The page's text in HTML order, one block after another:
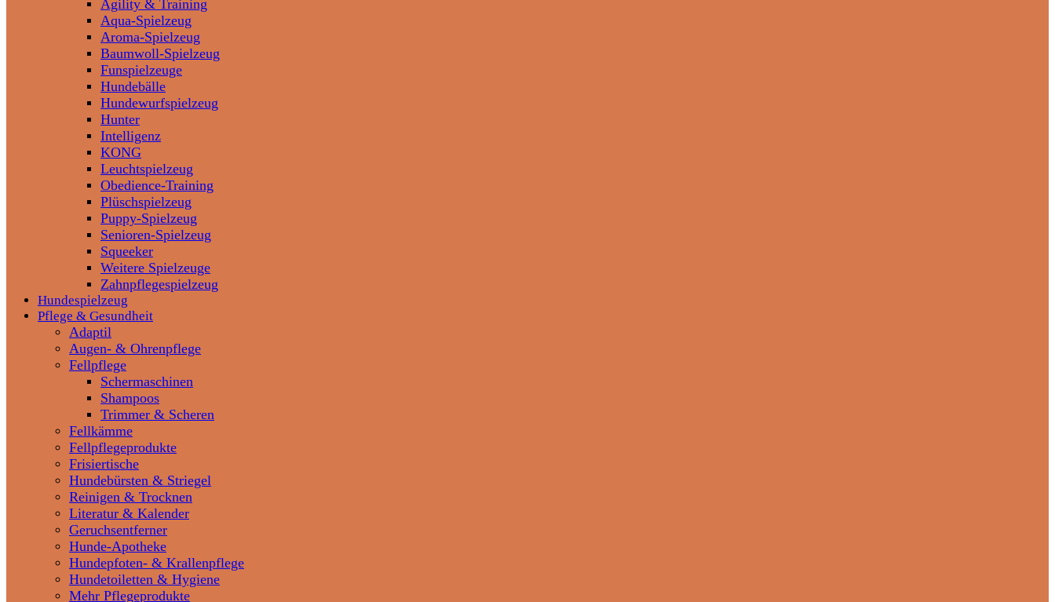
Agility & Training
Aqua-Spielzeug
Aroma-Spielzeug
Baumwoll-Spielzeug
Funspielzeuge
Hundebälle
Hundewurfspielzeug
Hunter
Intelligenz
KONG
Leuchtspielzeug
Obedience-Training
Plüschspielzeug
Puppy-Spielzeug
Senioren-Spielzeug
Squeeker
Weitere Spielzeuge
Zahnpflegespielzeug
Hundespielzeug
Pflege & Gesundheit
Adaptil
Augen- & Ohrenpflege
Fellpflege
Schermaschinen
Shampoos
Trimmer & Scheren
Fellkämme
Fellpflegeprodukte
Frisiertische
Hundebürsten & Striegel
Reinigen & Trocknen
Literatur & Kalender
Geruchsentferner
Hunde-Apotheke
Hundepfoten- & Krallenpflege
Hundetoiletten & Hygiene
Mehr Pflegeprodukte